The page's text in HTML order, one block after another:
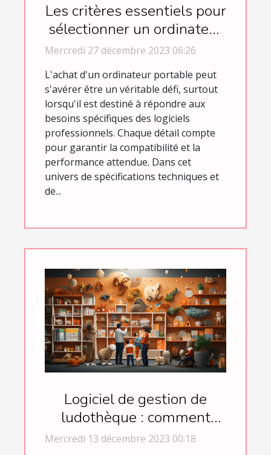
Les critères essentiels pour
sélectionner un ordinateur
portable adapté aux
exigences des logiciels
professionnels
Mercredi 27 décembre 2023 06:26
L'achat d'un ordinateur portable peut
s'avérer être un véritable défi, surtout
lorsqu'il est destiné à répondre aux
besoins spécifiques des logiciels
professionnels. Chaque détail compte
pour garantir la compatibilité et la
performance attendue. Dans cet
univers de spécifications techniques et
de...
Logiciel de gestion de
ludothèque : comment
opérer son choix ?
Mercredi 13 décembre 2023 00:18